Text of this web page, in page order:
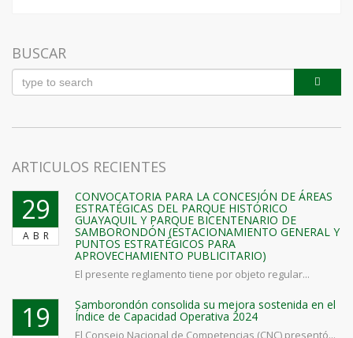
BUSCAR
ARTICULOS RECIENTES
29
ABR
CONVOCATORIA PARA LA CONCESIÓN DE ÁREAS
ESTRATÉGICAS DEL PARQUE HISTÓRICO
GUAYAQUIL Y PARQUE BICENTENARIO DE
SAMBORONDÓN (ESTACIONAMIENTO GENERAL Y
PUNTOS ESTRATÉGICOS PARA
APROVECHAMIENTO PUBLICITARIO)
El presente reglamento tiene por objeto regular...
19 Samborondón consolida su mejora sostenida en el
Índice de Capacidad Operativa 2024
El Consejo Nacional de Competencias (CNC) presentó...